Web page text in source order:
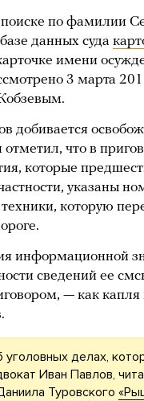
по фамилии
данных суда
имени
3 марта
добивается
что в
которые
указаны
которую
информационной
сведений ее
— как
делах,
Иван Павлов,
Туровского